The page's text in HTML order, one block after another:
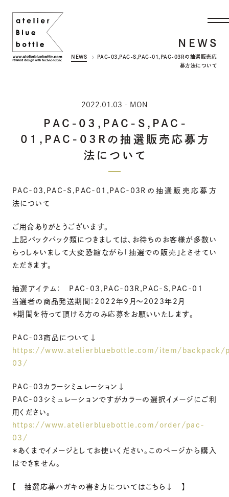
NEWS
NEWS
PAC-03,PAC-S,PAC-01,PAC-03Rの抽選販売応
募方法について
2022.01.03 - MON
PAC-03,PAC-S,PAC-
01,PAC-03Rの抽選販売応募方
法について
PAC-03,PAC-S,PAC-01,PAC-03Rの抽選販売応募方
法について
ご用命ありがとうございます。
上記バックパック類につきましては、お待ちのお客様が多数い
らっしゃいまして大変恐縮ながら「抽選での販売」とさせてい
ただきます。
抽選アイテム： PAC-03,PAC-03R,PAC-S,PAC-01
当選者の商品発送期間：2022年9月〜2023年2月
＊期間を待って頂ける方のみ応募をお願いいたします。
PAC-03商品について↓
https://www.atelierbluebottle.com/item/backpack/
03/
PAC-03カラーシミュレーション↓
PAC-03シミュレーションですがカラーの選択イメージにご利
用ください。
https://www.atelierbluebottle.com/order/pac-
03/
＊あくまでイメージとしてお使いください。このページから購入
はできません。
【 抽選応募ハガキの書き方についてはこちら↓ 】